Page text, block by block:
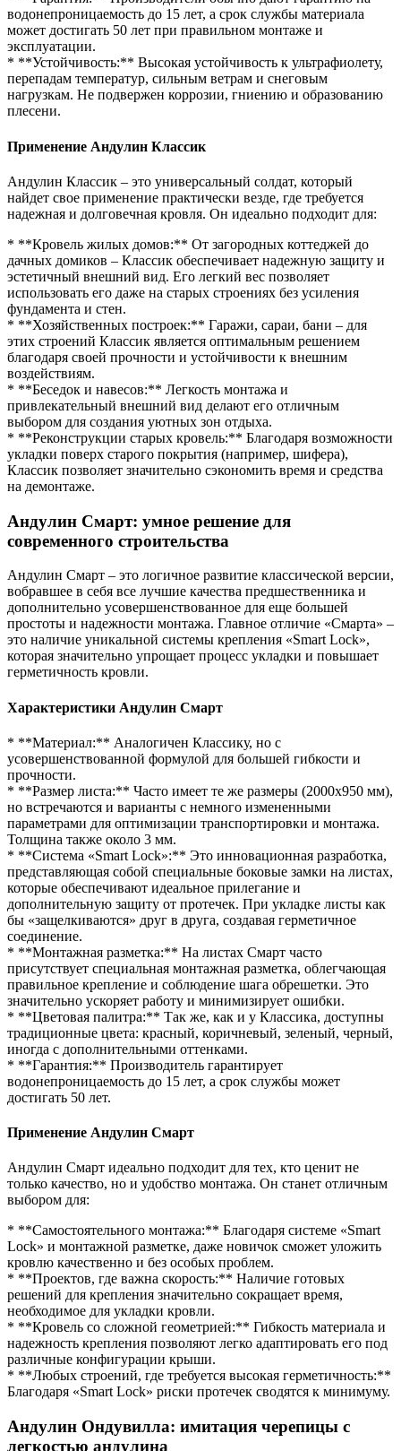
водонепроницаемость до 15 лет, а срок службы материала
может достигать 50 лет при правильном монтаже и
эксплуатации.
* **Устойчивость:** Высокая устойчивость к ультрафиолету,
перепадам температур, сильным ветрам и снеговым
нагрузкам. Не подвержен коррозии, гниению и образованию
плесени.
Применение Андулин Классик
Андулин Классик – это универсальный солдат, который
найдет свое применение практически везде, где требуется
надежная и долговечная кровля. Он идеально подходит для:
* **Кровель жилых домов:** От загородных коттеджей до
дачных домиков – Классик обеспечивает надежную защиту и
эстетичный внешний вид. Его легкий вес позволяет
использовать его даже на старых строениях без усиления
фундамента и стен.
* **Хозяйственных построек:** Гаражи, сараи, бани – для
этих строений Классик является оптимальным решением
благодаря своей прочности и устойчивости к внешним
воздействиям.
* **Беседок и навесов:** Легкость монтажа и
привлекательный внешний вид делают его отличным
выбором для создания уютных зон отдыха.
* **Реконструкции старых кровель:** Благодаря возможности
укладки поверх старого покрытия (например, шифера),
Классик позволяет значительно сэкономить время и средства
на демонтаже.
Андулин Смарт: умное решение для
современного строительства
Андулин Смарт – это логичное развитие классической версии,
вобравшее в себя все лучшие качества предшественника и
дополнительно усовершенствованное для еще большей
простоты и надежности монтажа. Главное отличие «Смарта» –
это наличие уникальной системы крепления «Smart Lock»,
которая значительно упрощает процесс укладки и повышает
герметичность кровли.
Характеристики Андулин Смарт
* **Материал:** Аналогичен Классику, но с
усовершенствованной формулой для большей гибкости и
прочности.
* **Размер листа:** Часто имеет те же размеры (2000х950 мм),
но встречаются и варианты с немного измененными
параметрами для оптимизации транспортировки и монтажа.
Толщина также около 3 мм.
* **Система «Smart Lock»:** Это инновационная разработка,
представляющая собой специальные боковые замки на листах,
которые обеспечивают идеальное прилегание и
дополнительную защиту от протечек. При укладке листы как
бы «защелкиваются» друг в друга, создавая герметичное
соединение.
* **Монтажная разметка:** На листах Смарт часто
присутствует специальная монтажная разметка, облегчающая
правильное крепление и соблюдение шага обрешетки. Это
значительно ускоряет работу и минимизирует ошибки.
* **Цветовая палитра:** Так же, как и у Классика, доступны
традиционные цвета: красный, коричневый, зеленый, черный,
иногда с дополнительными оттенками.
* **Гарантия:** Производитель гарантирует
водонепроницаемость до 15 лет, а срок службы может
достигать 50 лет.
Применение Андулин Смарт
Андулин Смарт идеально подходит для тех, кто ценит не
только качество, но и удобство монтажа. Он станет отличным
выбором для:
* **Самостоятельного монтажа:** Благодаря системе «Smart
Lock» и монтажной разметке, даже новичок сможет уложить
кровлю качественно и без особых проблем.
* **Проектов, где важна скорость:** Наличие готовых
решений для крепления значительно сокращает время,
необходимое для укладки кровли.
* **Кровель со сложной геометрией:** Гибкость материала и
надежность крепления позволяют легко адаптировать его под
различные конфигурации крыши.
* **Любых строений, где требуется высокая герметичность:**
Благодаря «Smart Lock» риски протечек сводятся к минимуму.
Андулин Ондувилла: имитация черепицы с
легкостью андулина